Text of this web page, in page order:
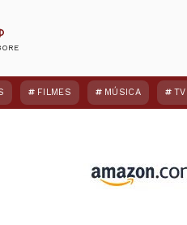
FILMES MÚSICA TV